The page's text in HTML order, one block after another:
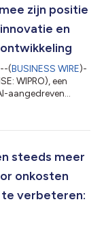
zijn positie
en
(BUSINESS WIRE)-
WIPRO), een
aangedreven
Solutions (DTS)-
te l...
steeds meer
onkosten
te verbeteren: